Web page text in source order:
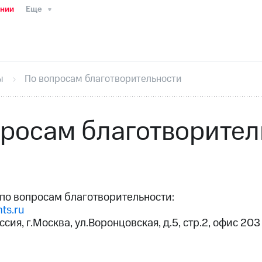
Еще
ИнтервьюФинансовая отчетность
секретарьРаскрытие информации
кабинет акционераАкционерный капитал
именных облигацийДругое
По вопросам благотворительности
вопросам благотворительности:
г.Москва, ул.Воронцовская, д.5, стр.2, офис 203